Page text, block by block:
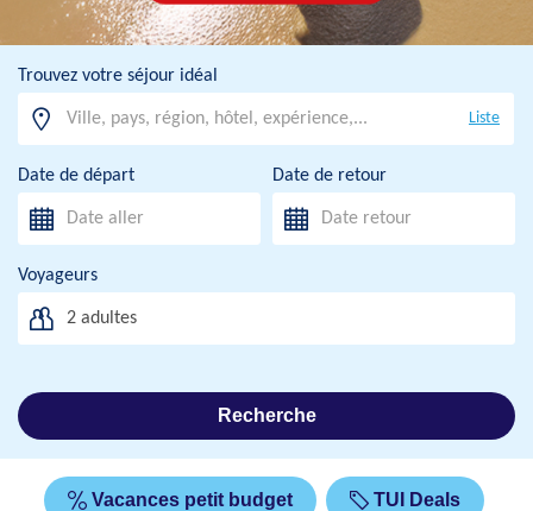
Trouvez votre séjour idéal
Liste
Date de départ Date de retour
Voyageurs
2 adultes
Recherche
Vacances petit budget TUI Deals